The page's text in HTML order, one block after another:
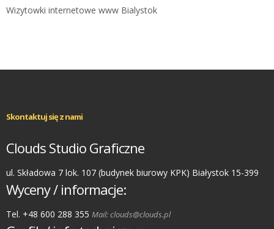
Wizytowki internetowe www Bialystok
Skontaktuj się z nami
Clouds Studio Graficzne
ul. Składowa 7 lok. 107 (budynek biurowy KPK) Białystok 15-399
Wyceny / informacje:
Tel. +48 600 288 355 Mail: clouds@clouds.pl